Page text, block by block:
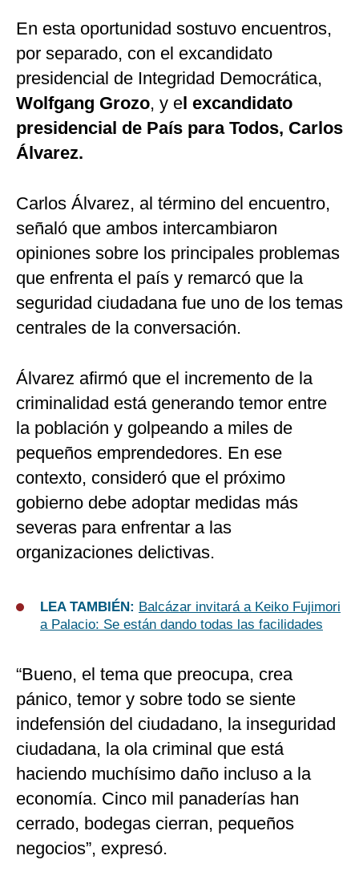
En esta oportunidad sostuvo encuentros,
por separado, con el excandidato
presidencial de Integridad Democrática,
Wolfgang Grozo, y el excandidato
presidencial de País para Todos, Carlos
Álvarez.
Carlos Álvarez, al término del encuentro,
señaló que ambos intercambiaron
opiniones sobre los principales problemas
que enfrenta el país y remarcó que la
seguridad ciudadana fue uno de los temas
centrales de la conversación.
Álvarez afirmó que el incremento de la
criminalidad está generando temor entre
la población y golpeando a miles de
pequeños emprendedores. En ese
contexto, consideró que el próximo
gobierno debe adoptar medidas más
severas para enfrentar a las
organizaciones delictivas.
LEA TAMBIÉN: Balcázar invitará a Keiko Fujimori
a Palacio: Se están dando todas las facilidades
“Bueno, el tema que preocupa, crea
pánico, temor y sobre todo se siente
indefensión del ciudadano, la inseguridad
ciudadana, la ola criminal que está
haciendo muchísimo daño incluso a la
economía. Cinco mil panaderías han
cerrado, bodegas cierran, pequeños
negocios”, expresó.